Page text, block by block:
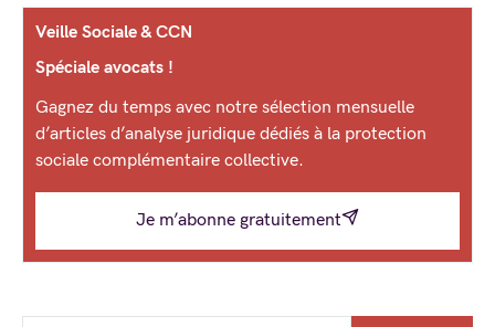
Veille Sociale & CCN
Spéciale avocats !
Gagnez du temps avec notre sélection mensuelle
d’articles d’analyse juridique dédiés à la protection
sociale complémentaire collective.
Je m’abonne gratuitement